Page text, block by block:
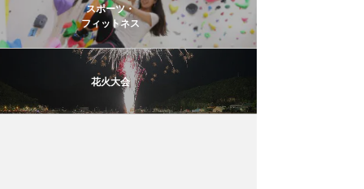
スポーツ・
フィットネス
花火大会